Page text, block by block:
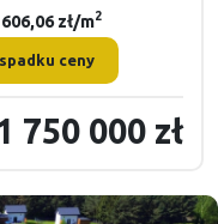
zł/m2
ceny
750 000 zł